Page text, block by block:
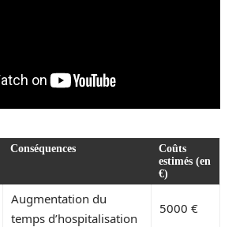
Conséquences
Coûts
estimés (en
€)
Augmentation du
temps d’hospitalisation
5000 €